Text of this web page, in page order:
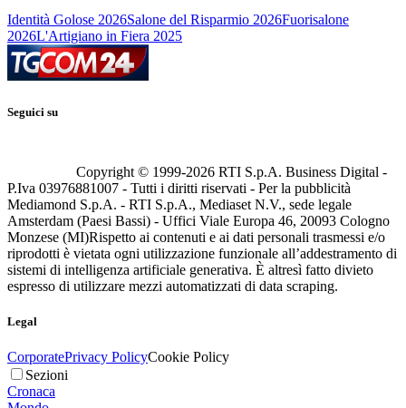
Identità Golose 2026Salone del Risparmio 2026Fuorisalone
2026L'Artigiano in Fiera 2025
Seguici su
Copyright © 1999-2026 RTI S.p.A. Business Digital -
P.Iva 03976881007 - Tutti i diritti riservati - Per la pubblicità
Mediamond S.p.A. - RTI S.p.A., Mediaset N.V., sede legale
Amsterdam (Paesi Bassi) - Uffici Viale Europa 46, 20093 Cologno
Monzese (MI)Rispetto ai contenuti e ai dati personali trasmessi e/o
riprodotti è vietata ogni utilizzazione funzionale all’addestramento di
sistemi di intelligenza artificiale generativa. È altresì fatto divieto
espresso di utilizzare mezzi automatizzati di data scraping.
Legal
CorporatePrivacy PolicyCookie Policy
Sezioni
Cronaca